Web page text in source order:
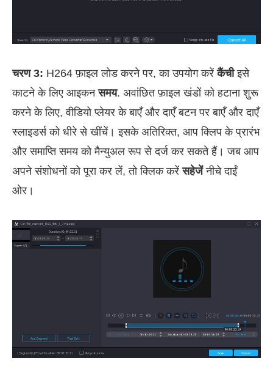
चरण 3: H264 फ़ाइल लोड करने पर, का उपयोग करेंकैंचीइसे
काटने के लिए आइकनसमय. अवांछित फ़ाइल खंडों को हटाना शुरू
करने के लिए, वीडियो प्लेयर के बाएँ और दाएँ बटन पर बाएँ और दाएँ
स्लाइडर्स को धीरे से खींचें। इसके अतिरिक्त, आप क्लिप के प्रारंभ
और समाप्ति समय को मैन्युअल रूप से दर्ज कर सकते हैं। जब आप
अपने संशोधनों को पूरा कर लें, तो क्लिक करेंसहेजेंनीचे दाईं
ओर।